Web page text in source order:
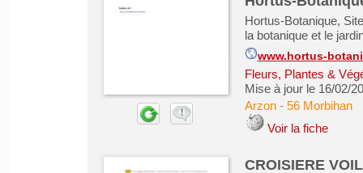
Hortus-Botanique,
la botanique et le
www.hortus-
Fleurs, Plantes &
Mise à jour le 16/02/
Arzon- 56 Morbihan
Voir la fiche
CROISIERE